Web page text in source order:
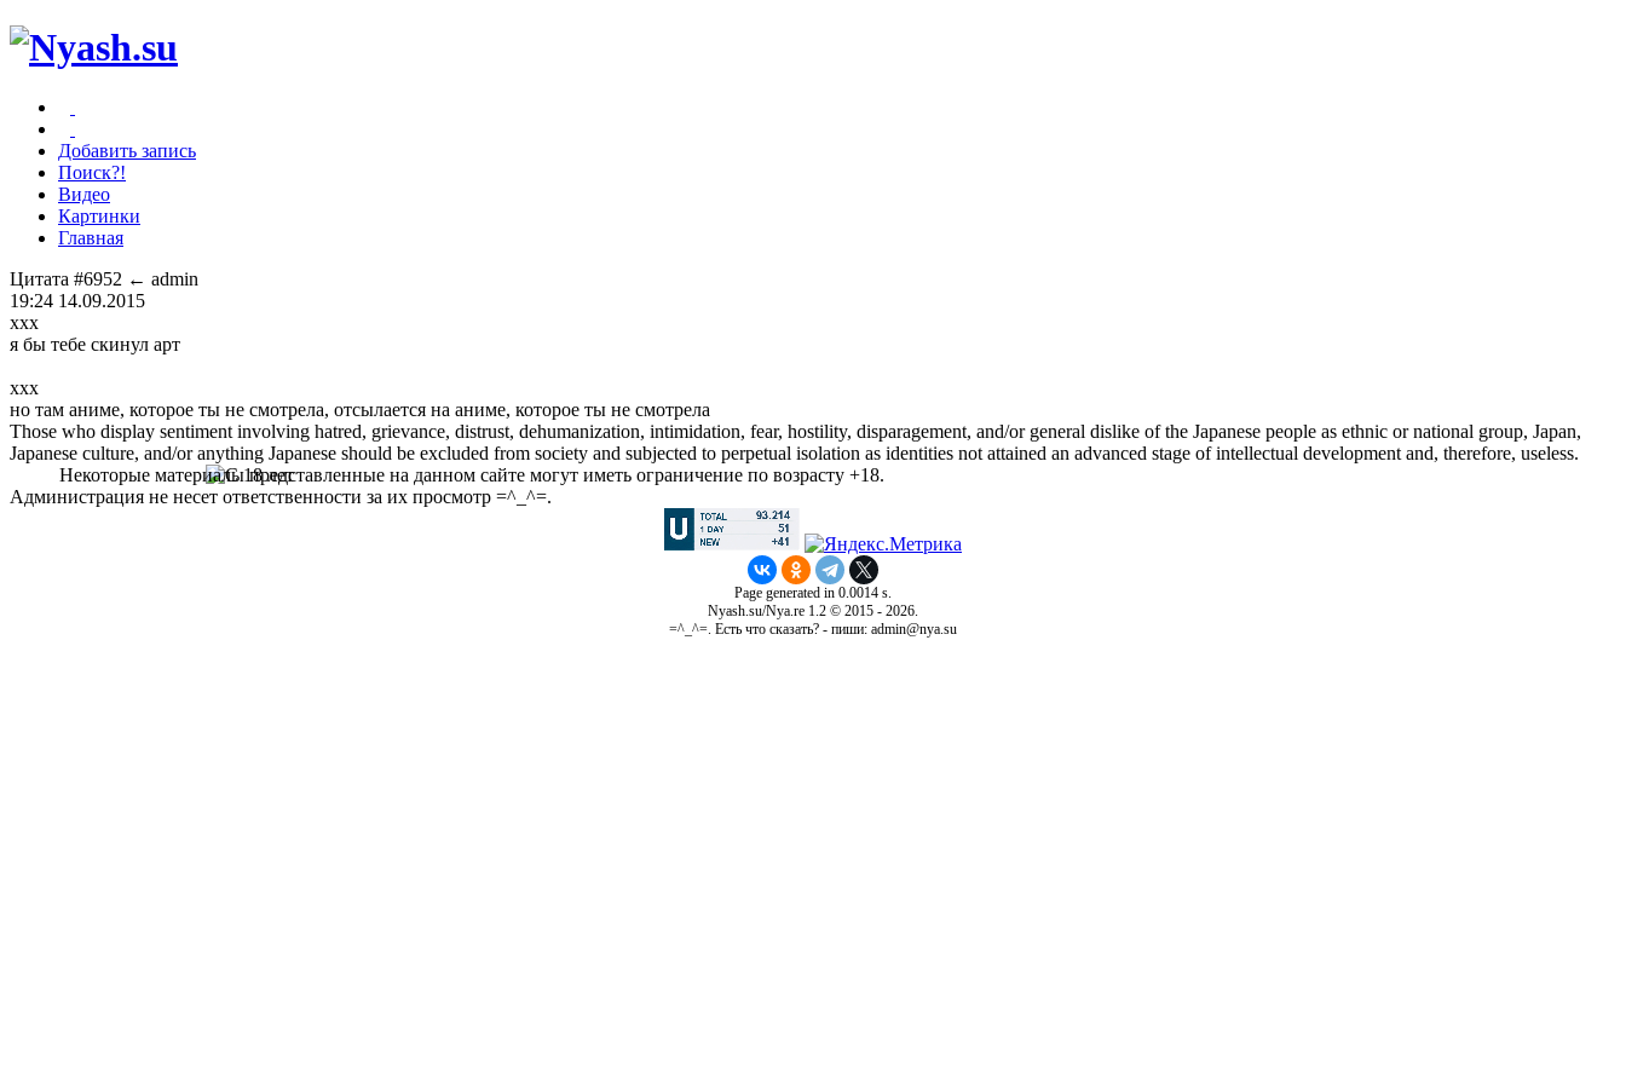
Добавить запись
Поиск?!
Видео
Картинки
Главная
Цитата #6952 ← admin
19:24 14.09.2015
xxx
я бы тебе скинул арт
xxx
но там аниме, которое ты не смотрела, отсылается на аниме, которое ты не смотрела
Those who display sentiment involving hatred, grievance, distrust, dehumanization, intimidation, fear, hostility, disparagement, and/or general dislike of the Japanese people as ethnic or national group, Japan,
Japanese culture, and/or anything Japanese should be excluded from society and subjected to perpetual isolation as identities not attained an advanced stage of intellectual development and, therefore, useless.
Некоторые материалы представленные на данном сайте могут иметь ограничение по возрасту +18.
Администрация не несет ответственности за их просмотр =^_^=.
Page generated in 0.0014 s.
Nyash.su/Nya.re 1.2 © 2015 - 2026.
=^_^=. Есть что сказать? - пиши: admin@nya.su